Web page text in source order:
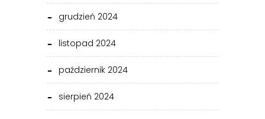
grudzień 2024
listopad 2024
październik 2024
sierpień 2024